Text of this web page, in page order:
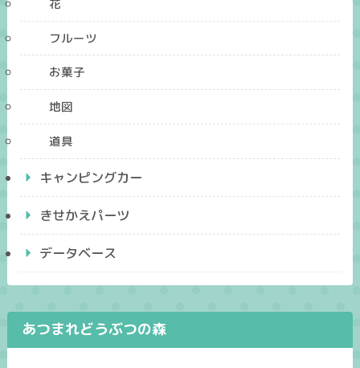
花
フルーツ
お菓子
地図
道具
キャンピングカー
きせかえパーツ
データベース
あつまれどうぶつの森